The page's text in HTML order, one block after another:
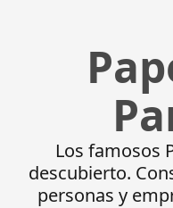
Los famosos
descubierto.
personas y